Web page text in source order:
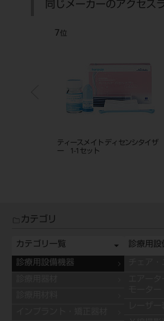
同じメーカーのアクセス
7 位
ティースメイト ディセンシタイザ
ー 1-1セット
カテゴリ
カテゴリ一覧
診療用設備機器
診療用